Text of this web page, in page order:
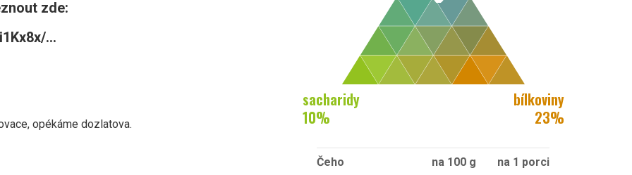
zde:
...
opékáme dozlatova.
sacharidy
10%
bílkoviny
23%
Čeho na 100 g na 1 porci